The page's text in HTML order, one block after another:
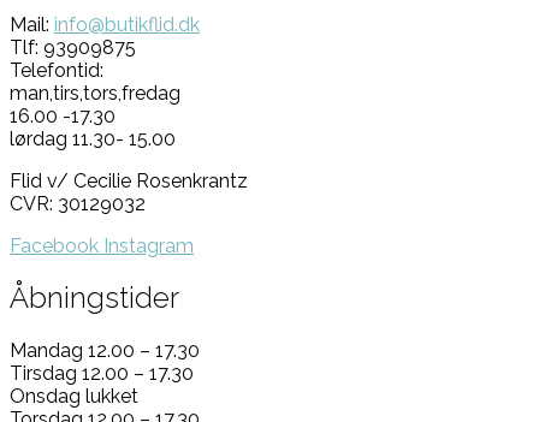
Mail: info@butikflid.dk
Tlf: 93909875
Telefontid:
man,tirs,tors,fredag
16.00 -17.30
lørdag 11.30- 15.00
Flid v/ Cecilie Rosenkrantz
CVR: 30129032
Facebook Instagram
Åbningstider
Mandag 12.00 – 17.30
Tirsdag 12.00 – 17.30
Onsdag lukket